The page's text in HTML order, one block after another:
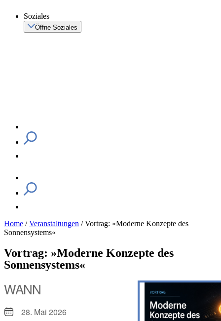
Soziales
Öffne Soziales
Home /Veranstaltungen /Vortrag: »Moderne Konzepte des
Sonnensystems«
Vortrag: »Moderne Konzepte des
Sonnensystems«
WANN
28. Mai 2026